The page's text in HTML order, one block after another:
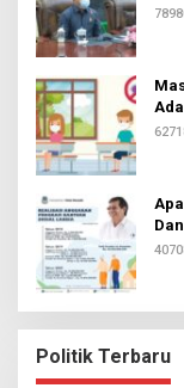
Politik Terbaru